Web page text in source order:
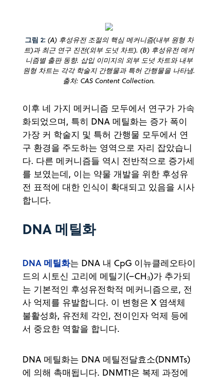
그림 2: (A) 후성유전 조절의 핵심 메커니즘(내부 원형 차
트)과 최근 연구 진전(외부 도넛 차트). (B) 후성유전 메커
니즘별 출판 동향. 삽입 이미지의 외부 도넛 차트와 내부
원형 차트는 각각 학술지 간행물과 특허 간행물을 나타냄.
출처: CAS Content Collection.
이후 네 가지 메커니즘 모두에서 연구가 가속
화되었으며, 특히 DNA 메틸화는 증가 폭이
가장 커 학술지 및 특허 간행물 모두에서 연
구 환경을 주도하는 영역으로 자리 잡았습니
다. 다른 메커니즘들 역시 전반적으로 증가세
를 보였는데, 이는 약물 개발을 위한 후성유
전 표적에 대한 인식이 확대되고 있음을 시사
합니다.
DNA 메틸화
DNA 메틸화는 DNA 내 CpG 이뉴클레오타이
드의 시토신 고리에 메틸기(–CH₃)가 추가되
는 기본적인 후성유전학적 메커니즘으로, 전
사 억제를 유발합니다. 이 변형은 X 염색체
불활성화, 유전체 각인, 전이인자 억제 등에
서 중요한 역할을 합니다.
DNA 메틸화는 DNA 메틸전달효소(DNMTs)
에 의해 촉매됩니다. DNMT1은 복제 과정에